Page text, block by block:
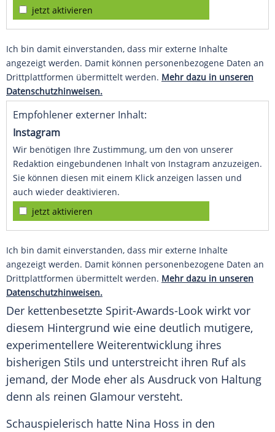
jetzt aktivieren
Ich bin damit einverstanden, dass mir externe Inhalte
angezeigt werden. Damit können personenbezogene Daten an
Drittplattformen übermittelt werden. Mehr dazu in unseren
Datenschutzhinweisen.
Empfohlener externer Inhalt:
Instagram
Wir benötigen Ihre Zustimmung, um den von unserer
Redaktion eingebundenen Inhalt von Instagram anzuzeigen.
Sie können diesen mit einem Klick anzeigen lassen und
auch wieder deaktivieren.
jetzt aktivieren
Ich bin damit einverstanden, dass mir externe Inhalte
angezeigt werden. Damit können personenbezogene Daten an
Drittplattformen übermittelt werden. Mehr dazu in unseren
Datenschutzhinweisen.
Der kettenbesetzte Spirit-Awards-Look wirkt vor
diesem Hintergrund wie eine deutlich mutigere,
experimentellere Weiterentwicklung ihres
bisherigen Stils und unterstreicht ihren Ruf als
jemand, der Mode eher als Ausdruck von Haltung
denn als reinen Glamour versteht.
Schauspielerisch hatte Nina Hoss in den